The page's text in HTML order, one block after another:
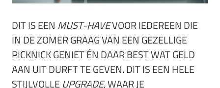
DIT IS EEN MUST-HAVEVOOR IEDEREEN DIE
IN DE ZOMER GRAAG VAN EEN GEZELLIGE
PICKNICK GENIET ÉN DAAR BEST WAT GELD
AAN UIT DURFT TE GEVEN. DIT IS EEN HELE
STIJLVOLLEUPGRADE,WAAR JE